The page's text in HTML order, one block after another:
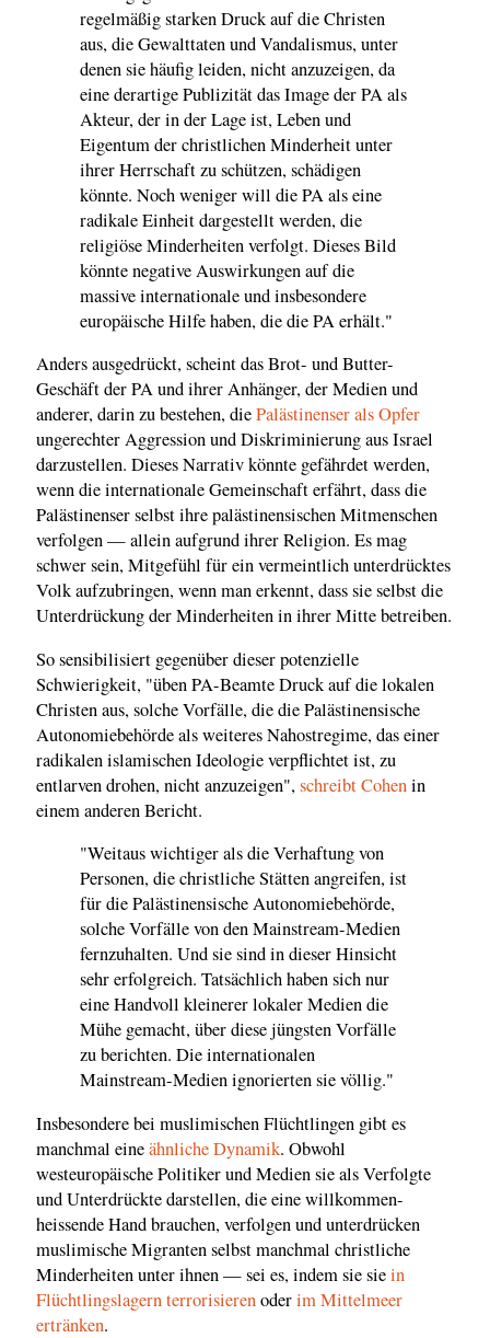
regelmäßig starken Druck auf die Christen
aus, die Gewalttaten und Vandalismus, unter
denen sie häufig leiden, nicht anzuzeigen, da
eine derartige Publizität das Image der PA als
Akteur, der in der Lage ist, Leben und
Eigentum der christlichen Minderheit unter
ihrer Herrschaft zu schützen, schädigen
könnte. Noch weniger will die PA als eine
radikale Einheit dargestellt werden, die
religiöse Minderheiten verfolgt. Dieses Bild
könnte negative Auswirkungen auf die
massive internationale und insbesondere
europäische Hilfe haben, die die PA erhält."
Anders ausgedrückt, scheint das Brot- und Butter-
Geschäft der PA und ihrer Anhänger, der Medien und
anderer, darin zu bestehen, diePalästinenser als Opfer
ungerechter Aggression und Diskriminierung aus Israel
darzustellen. Dieses Narrativ könnte gefährdet werden,
wenn die internationale Gemeinschaft erfährt, dass die
Palästinenser selbst ihre palästinensischen Mitmenschen
verfolgen — allein aufgrund ihrer Religion. Es mag
schwer sein, Mitgefühl für ein vermeintlich unterdrücktes
Volk aufzubringen, wenn man erkennt, dass sie selbst die
Unterdrückung der Minderheiten in ihrer Mitte betreiben.
So sensibilisiert gegenüber dieser potenzielle
Schwierigkeit, "üben PA-Beamte Druck auf die lokalen
Christen aus, solche Vorfälle, die die Palästinensische
Autonomiebehörde als weiteres Nahostregime, das einer
radikalen islamischen Ideologie verpflichtet ist, zu
entlarven drohen, nicht anzuzeigen",schreibt Cohenin
einem anderen Bericht.
"Weitaus wichtiger als die Verhaftung von
Personen, die christliche Stätten angreifen, ist
für die Palästinensische Autonomiebehörde,
solche Vorfälle von den Mainstream-Medien
fernzuhalten. Und sie sind in dieser Hinsicht
sehr erfolgreich. Tatsächlich haben sich nur
eine Handvoll kleinerer lokaler Medien die
Mühe gemacht, über diese jüngsten Vorfälle
zu berichten. Die internationalen
Mainstream-Medien ignorierten sie völlig."
Insbesondere bei muslimischen Flüchtlingen gibt es
manchmal eineähnliche Dynamik. Obwohl
westeuropäische Politiker und Medien sie als Verfolgte
und Unterdrückte darstellen, die eine willkommen-
heissende Hand brauchen, verfolgen und unterdrücken
muslimische Migranten selbst manchmal christliche
Minderheiten unter ihnen — sei es, indem sie siein
Flüchtlingslagern terrorisierenoderim Mittelmeer
ertränken.